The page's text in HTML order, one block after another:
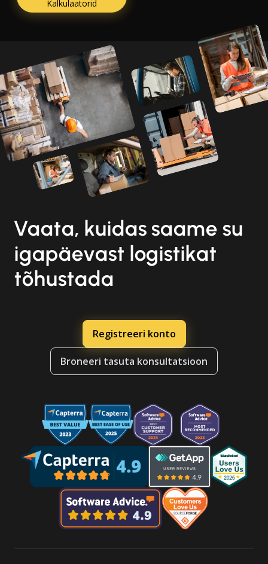
Kalkulaatorid
Vaata, kuidas saame su
igapäevast logistikat
tõhustada
Registreeri konto
Broneeri tasuta konsultatsioon